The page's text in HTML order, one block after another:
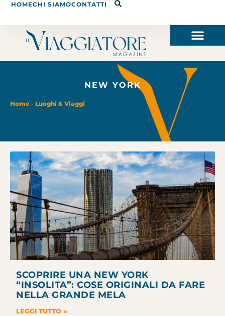
HOMECHI SIAMOCONTATTI
NEW YORK
Home - Luoghi & Viaggi
SCOPRIRE UNA NEW YORK
“INSOLITA”: COSE ORIGINALI DA FARE
NELLA GRANDE MELA
LEGGI TUTTO »